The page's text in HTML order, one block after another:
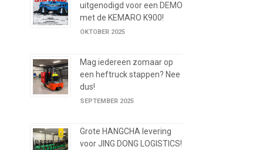
uitgenodigd voor een DEMO
met de KEMARO K900!
OKTOBER 2025
Mag iedereen zomaar op
een heftruck stappen? Nee
dus!
SEPTEMBER 2025
Grote HANGCHA levering
voor JING DONG LOGISTICS!